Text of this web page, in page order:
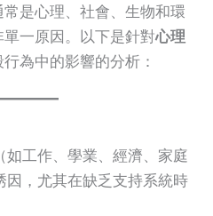
是心理、社會、生物和環
一原因。以下是針對心理
為中的影響的分析：
如工作、學業、經濟、家庭
因，尤其在缺乏支持系統時